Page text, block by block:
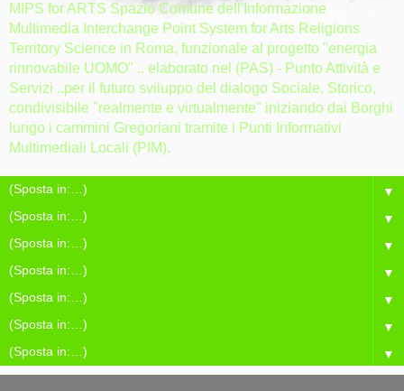
MIPS for ARTS Spazio Comune dell'Informazione
Multimedia Interchange Point System for Arts Religions
Territory Science in Roma, funzionale al progetto "energia
rinnovabile UOMO" .. elaborato nel (PAS) - Punto Attività e
Servizi ..per il futuro sviluppo del dialogo Sociale, Storico,
condivisibile "realmente e virtualmente" iniziando dai Borghi
lungo i cammini Gregoriani tramite i Punti Informativi
Multimediali Locali (PIM).
▼
▼
▼
▼
▼
▼
▼